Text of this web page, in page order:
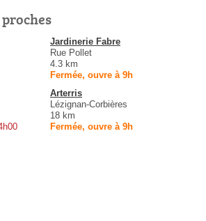
Jardinerie Fabre
Rue Pollet
4.3 km
Fermée, ouvre à 9h
Arterris
Lézignan-Corbières
18 km
Fermée, ouvre à 9h